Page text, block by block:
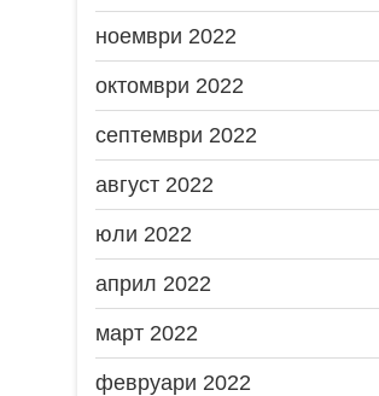
ноември 2022
октомври 2022
септември 2022
август 2022
юли 2022
април 2022
март 2022
февруари 2022